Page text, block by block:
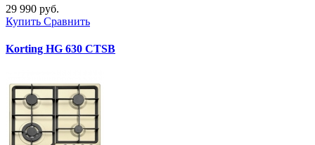
29 990 руб.
Купить Сравнить
Korting HG 630 CTSB